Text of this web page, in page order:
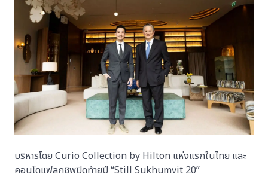
บริหารโดย Curio Collection by Hilton แห่งแรกในไทย และ
คอนโดแฟลกชิพปิดท้ายปี “Still Sukhumvit 20”